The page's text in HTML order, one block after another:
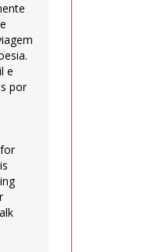
e
por